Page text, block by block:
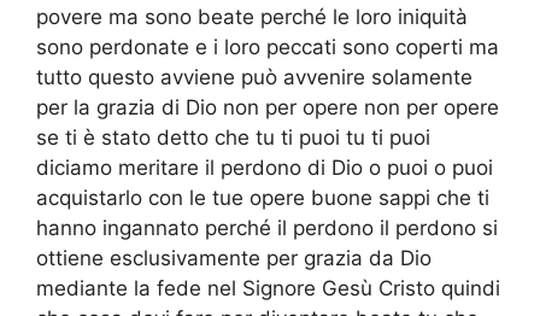
povere ma sono beate perché le loro iniquità
sono perdonate e i loro peccati sono coperti ma
tutto questo avviene può avvenire solamente
per la grazia di Dio non per opere non per opere
se ti è stato detto che tu ti puoi tu ti puoi
diciamo meritare il perdono di Dio o puoi o puoi
acquistarlo con le tue opere buone sappi che ti
hanno ingannato perché il perdono il perdono si
ottiene esclusivamente per grazia da Dio
mediante la fede nel Signore Gesù Cristo quindi